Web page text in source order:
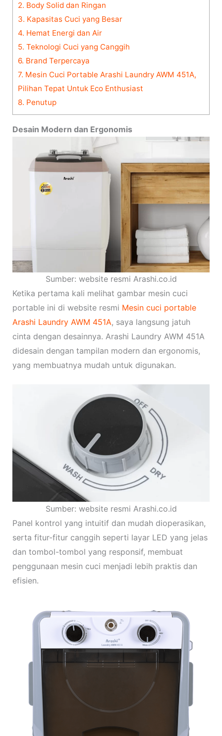
2. Body Solid dan Ringan
3. Kapasitas Cuci yang Besar
4. Hemat Energi dan Air
5. Teknologi Cuci yang Canggih
6. Brand Terpercaya
7. Mesin Cuci Portable Arashi Laundry AWM 451A,
Pilihan Tepat Untuk Eco Enthusiast
8. Penutup
Desain Modern dan Ergonomis
Sumber: website resmi Arashi.co.id
Ketika pertama kali melihat gambar mesin cuci
portable ini di website resmi Mesin cuci portable
Arashi Laundry AWM 451A, saya langsung jatuh
cinta dengan desainnya. Arashi Laundry AWM 451A
didesain dengan tampilan modern dan ergonomis,
yang membuatnya mudah untuk digunakan.
Sumber: website resmi Arashi.co.id
Panel kontrol yang intuitif dan mudah dioperasikan,
serta fitur-fitur canggih seperti layar LED yang jelas
dan tombol-tombol yang responsif, membuat
penggunaan mesin cuci menjadi lebih praktis dan
efisien.